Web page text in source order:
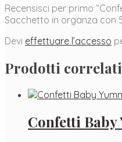
Recensisci per primo
Sacchetto in organza con
Devi effettuare l’accesso
Prodotti correlati
Confetti Baby